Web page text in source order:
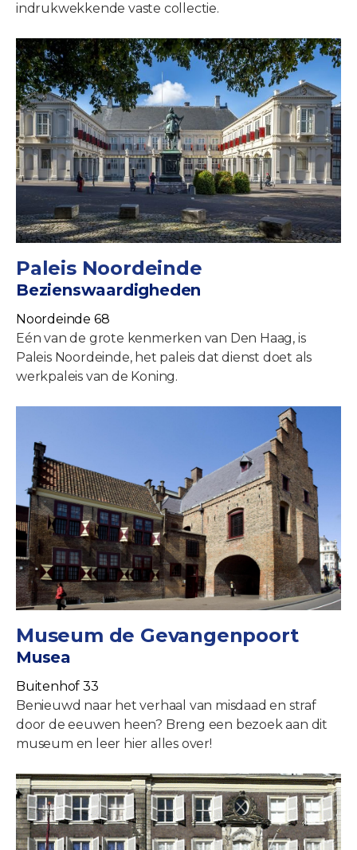
indrukwekkende vaste collectie.
Paleis Noordeinde
Bezienswaardigheden
Noordeinde 68
Eén van de grote kenmerken van Den Haag, is
Paleis Noordeinde, het paleis dat dienst doet als
werkpaleis van de Koning.
Museum de Gevangenpoort
Musea
Buitenhof 33
Benieuwd naar het verhaal van misdaad en straf
door de eeuwen heen? Breng een bezoek aan dit
museum en leer hier alles over!